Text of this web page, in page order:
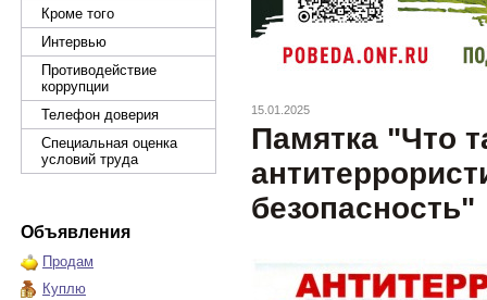
Кроме того
Интервью
Противодействие
коррупции
Телефон доверия
Специальная оценка
условий труда
Объявления
Продам
Куплю
15.01.2025
Памятка "Что
безопасность"